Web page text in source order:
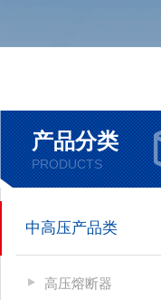
产品分类
PRODUCTS
中高压产品类
高压熔断器